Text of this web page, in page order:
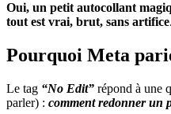
Oui, un petit autocollant
tout est vrai, brut, sans artifice.
Pourquoi Meta
Le tag “No Edit” répond à une
parler) : comment redonner un